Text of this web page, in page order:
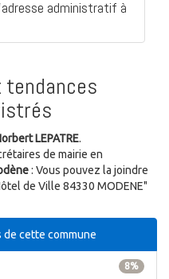
administratif à
tendances
LEPATRE.
de mairie en
: Vous pouvez la joindre
de Ville 84330 MODENE"
cette commune
8%